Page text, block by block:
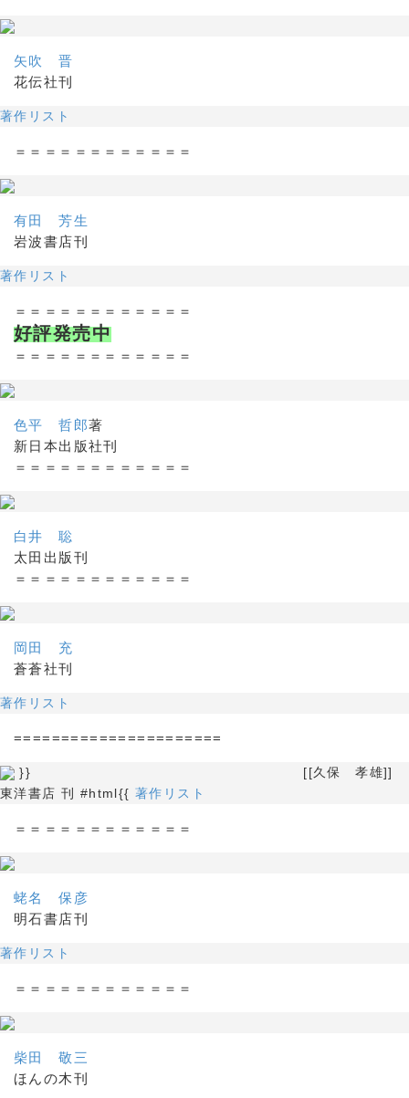
矢吹 晋
花伝社刊
著作リスト
＝＝＝＝＝＝＝＝＝＝＝＝
有田 芳生
岩波書店刊
著作リスト
＝＝＝＝＝＝＝＝＝＝＝＝
好評発売中
＝＝＝＝＝＝＝＝＝＝＝＝
色平 哲郎著
新日本出版社刊
＝＝＝＝＝＝＝＝＝＝＝＝
白井 聡
太田出版刊
＝＝＝＝＝＝＝＝＝＝＝＝
岡田 充
蒼蒼社刊
著作リスト
======================
}} [[久保 孝雄]]
東洋書店 刊 #html{{ 著作リスト
＝＝＝＝＝＝＝＝＝＝＝＝
蛯名 保彦
明石書店刊
著作リスト
＝＝＝＝＝＝＝＝＝＝＝＝
柴田 敬三
ほんの木刊